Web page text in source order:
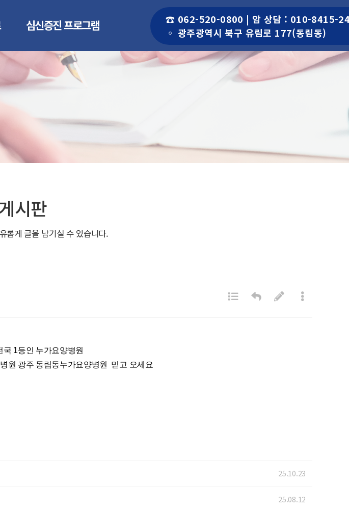
심신증진 프로그램
요가 명상
림프절 테라피
힐링 프로그램
항
☎ 062-520-0800 | 암 상담 : 010-8415-
◦ 광주광역시 북구 유림로 177(동림동)
시판
롭게 글을 남기실 수 있습니다.
1등인 누가요양병원
원 광주 동림동누가요양병원 믿고 오세요
25.10.23
25.08.12